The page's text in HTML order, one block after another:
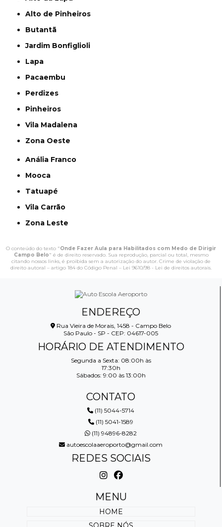
Alto de Pinheiros
Butantã
Jardim Bonfiglioli
Lapa
Pacaembu
Perdizes
Pinheiros
Vila Madalena
Zona Oeste
Anália Franco
Mooca
Tatuapé
Vila Carrão
Zona Leste
O conteúdo do texto "Onde Fazer Aula para Habilitados com Medo de Dirigir
Campo Belo" é de direito reservado. Sua reprodução, parcial ou total, mesmo
citando nossos links, é proibida sem a autorização do autor. Crime de violação de
direito autoral – artigo 184 do Código Penal – Lei 9610/98 - Lei de direitos autorais.
ENDEREÇO
Rua Vieira de Morais, 1458 - Campo Belo
São Paulo - SP - CEP: 04617-005
HORÁRIO DE ATENDIMENTO
Segunda a Sexta: 08:00h às
17:30h
Sábados: 9:00 às 13:00h
CONTATO
(11) 5044-5714
(11) 5041-1589
(11) 94896-8282
autoescolaaeroporto@gmail.com
REDES SOCIAIS
MENU
HOME